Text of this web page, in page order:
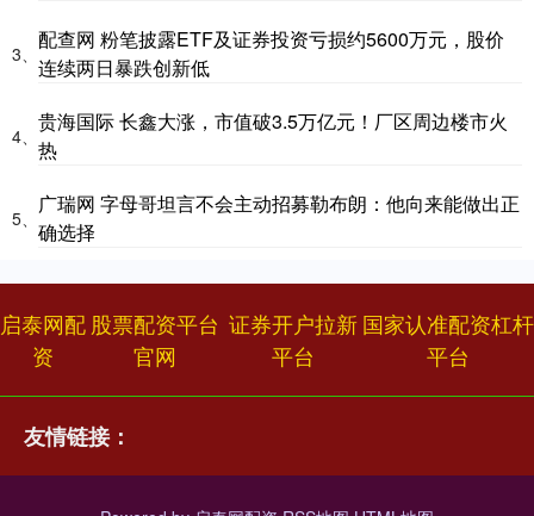
3、
配查网 粉笔披露ETF及证券投资亏损约5600万元，股价
连续两日暴跌创新低
4、
贵海国际 长鑫大涨，市值破3.5万亿元！厂区周边楼市火
热
5、
广瑞网 字母哥坦言不会主动招募勒布朗：他向来能做出正
确选择
启泰网配
资
股票配资平台
官网
证券开户拉新
平台
国家认准配资杠杆
平台
友情链接：